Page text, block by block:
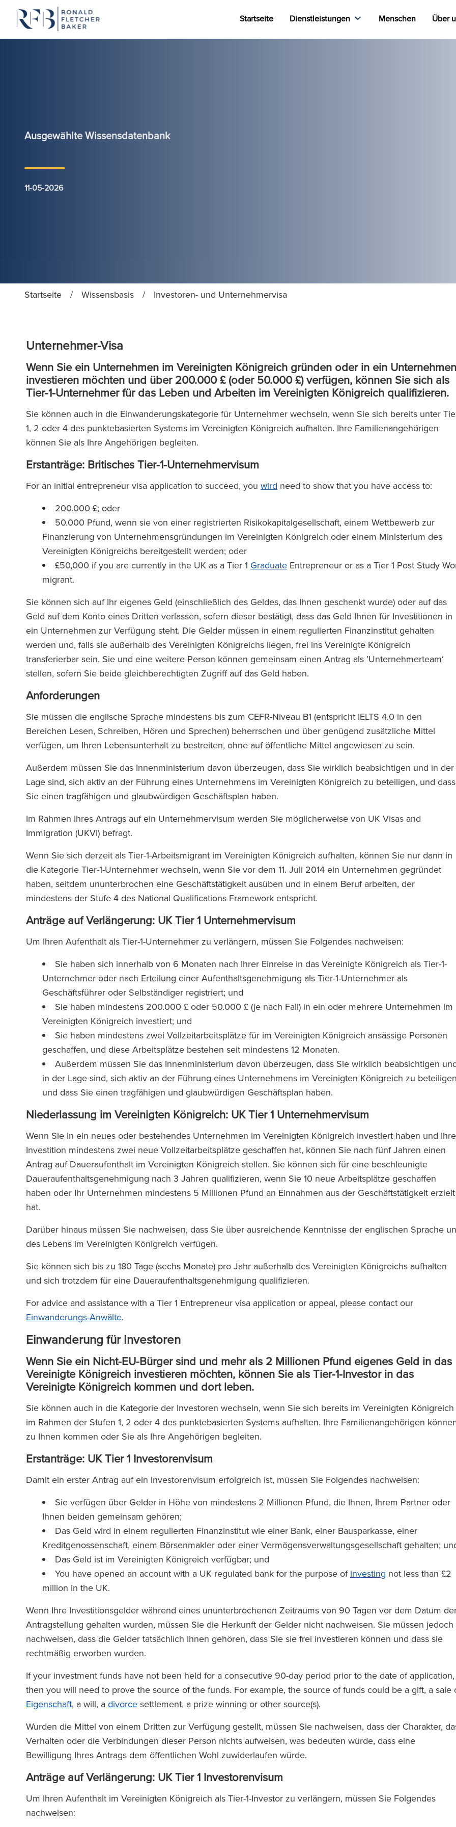
Startseite Dienstleistungen Menschen Über
Ausgewählte Wissensdatenbank
11-05-2026
Startseite / Wissensbasis / Investoren- und Unternehmervisa
Unternehmer-Visa
Wenn Sie ein Unternehmen im Vereinigten Königreich gründen oder in ein Unternehmen
investieren möchten und über 200.000 £ (oder 50.000 £) verfügen, können Sie sich als
Tier-1-Unternehmer für das Leben und Arbeiten im Vereinigten Königreich qualifizieren.
Sie können auch in die Einwanderungskategorie für Unternehmer wechseln, wenn Sie sich bereits unter
1, 2 oder 4 des punktebasierten Systems im Vereinigten Königreich aufhalten. Ihre Familienangehörigen
können Sie als Ihre Angehörigen begleiten.
Erstanträge: Britisches Tier-1-Unternehmervisum
For an initial entrepreneur visa application to succeed, you wird need to show that you have access to:
200.000 £; oder
50.000 Pfund, wenn sie von einer registrierten Risikokapitalgesellschaft, einem Wettbewerb zur
Finanzierung von Unternehmensgründungen im Vereinigten Königreich oder einem Ministerium des
Vereinigten Königreichs bereitgestellt werden; oder
£50,000 if you are currently in the UK as a Tier 1 Graduate Entrepreneur or as a Tier 1 Post Study
migrant.
Sie können sich auf Ihr eigenes Geld (einschließlich des Geldes, das Ihnen geschenkt wurde) oder auf das
Geld auf dem Konto eines Dritten verlassen, sofern dieser bestätigt, dass das Geld Ihnen für Investitionen in
ein Unternehmen zur Verfügung steht. Die Gelder müssen in einem regulierten Finanzinstitut gehalten
werden und, falls sie außerhalb des Vereinigten Königreichs liegen, frei ins Vereinigte Königreich
transferierbar sein. Sie und eine weitere Person können gemeinsam einen Antrag als ’Unternehmerteam‘
stellen, sofern Sie beide gleichberechtigten Zugriff auf das Geld haben.
Anforderungen
Sie müssen die englische Sprache mindestens bis zum CEFR-Niveau B1 (entspricht IELTS 4.0 in den
Bereichen Lesen, Schreiben, Hören und Sprechen) beherrschen und über genügend zusätzliche Mittel
verfügen, um Ihren Lebensunterhalt zu bestreiten, ohne auf öffentliche Mittel angewiesen zu sein.
Außerdem müssen Sie das Innenministerium davon überzeugen, dass Sie wirklich beabsichtigen und in der
Lage sind, sich aktiv an der Führung eines Unternehmens im Vereinigten Königreich zu beteiligen, und dass
Sie einen tragfähigen und glaubwürdigen Geschäftsplan haben.
Im Rahmen Ihres Antrags auf ein Unternehmervisum werden Sie möglicherweise von UK Visas and
Immigration (UKVI) befragt.
Wenn Sie sich derzeit als Tier-1-Arbeitsmigrant im Vereinigten Königreich aufhalten, können Sie nur dann in
die Kategorie Tier-1-Unternehmer wechseln, wenn Sie vor dem 11. Juli 2014 ein Unternehmen gegründet
haben, seitdem ununterbrochen eine Geschäftstätigkeit ausüben und in einem Beruf arbeiten, der
mindestens der Stufe 4 des National Qualifications Framework entspricht.
Anträge auf Verlängerung: UK Tier 1 Unternehmervisum
Um Ihren Aufenthalt als Tier-1-Unternehmer zu verlängern, müssen Sie Folgendes nachweisen:
Sie haben sich innerhalb von 6 Monaten nach Ihrer Einreise in das Vereinigte Königreich als Tier-1-
Unternehmer oder nach Erteilung einer Aufenthaltsgenehmigung als Tier-1-Unternehmer als
Geschäftsführer oder Selbständiger registriert; und
Sie haben mindestens 200.000 £ oder 50.000 £ (je nach Fall) in ein oder mehrere Unternehmen im
Vereinigten Königreich investiert; und
Sie haben mindestens zwei Vollzeitarbeitsplätze für im Vereinigten Königreich ansässige Personen
geschaffen, und diese Arbeitsplätze bestehen seit mindestens 12 Monaten.
Außerdem müssen Sie das Innenministerium davon überzeugen, dass Sie wirklich beabsichtigen
in der Lage sind, sich aktiv an der Führung eines Unternehmens im Vereinigten Königreich zu
und dass Sie einen tragfähigen und glaubwürdigen Geschäftsplan haben.
Niederlassung im Vereinigten Königreich: UK Tier 1 Unternehmervisum
Wenn Sie in ein neues oder bestehendes Unternehmen im Vereinigten Königreich investiert haben und Ihre
Investition mindestens zwei neue Vollzeitarbeitsplätze geschaffen hat, können Sie nach fünf Jahren einen
Antrag auf Daueraufenthalt im Vereinigten Königreich stellen. Sie können sich für eine beschleunigte
Daueraufenthaltsgenehmigung nach 3 Jahren qualifizieren, wenn Sie 10 neue Arbeitsplätze geschaffen
haben oder Ihr Unternehmen mindestens 5 Millionen Pfund an Einnahmen aus der Geschäftstätigkeit erzielt
hat.
Darüber hinaus müssen Sie nachweisen, dass Sie über ausreichende Kenntnisse der englischen Sprache
des Lebens im Vereinigten Königreich verfügen.
Sie können sich bis zu 180 Tage (sechs Monate) pro Jahr außerhalb des Vereinigten Königreichs aufhalten
und sich trotzdem für eine Daueraufenthaltsgenehmigung qualifizieren.
For advice and assistance with a Tier 1 Entrepreneur visa application or appeal, please contact our
Einwanderungs-Anwälte.
Einwanderung für Investoren
Wenn Sie ein Nicht-EU-Bürger sind und mehr als 2 Millionen Pfund eigenes Geld in das
Vereinigte Königreich investieren möchten, können Sie als Tier-1-Investor in das
Vereinigte Königreich kommen und dort leben.
Sie können auch in die Kategorie der Investoren wechseln, wenn Sie sich bereits im Vereinigten Königreich
im Rahmen der Stufen 1, 2 oder 4 des punktebasierten Systems aufhalten. Ihre Familienangehörigen
zu Ihnen kommen oder Sie als Ihre Angehörigen begleiten.
Erstanträge: UK Tier 1 Investorenvisum
Damit ein erster Antrag auf ein Investorenvisum erfolgreich ist, müssen Sie Folgendes nachweisen:
Sie verfügen über Gelder in Höhe von mindestens 2 Millionen Pfund, die Ihnen, Ihrem Partner oder
Ihnen beiden gemeinsam gehören;
Das Geld wird in einem regulierten Finanzinstitut wie einer Bank, einer Bausparkasse, einer
Kreditgenossenschaft, einem Börsenmakler oder einer Vermögensverwaltungsgesellschaft gehalten;
Das Geld ist im Vereinigten Königreich verfügbar; und
You have opened an account with a UK regulated bank for the purpose of investing not less than £2
million in the UK.
Wenn Ihre Investitionsgelder während eines ununterbrochenen Zeitraums von 90 Tagen vor dem Datum
Antragstellung gehalten wurden, müssen Sie die Herkunft der Gelder nicht nachweisen. Sie müssen jedoch
nachweisen, dass die Gelder tatsächlich Ihnen gehören, dass Sie sie frei investieren können und dass sie
rechtmäßig erworben wurden.
If your investment funds have not been held for a consecutive 90-day period prior to the date of application,
then you will need to prove the source of the funds. For example, the source of funds could be a gift, a sale
Eigenschaft, a will, a divorce settlement, a prize winning or other source(s).
Wurden die Mittel von einem Dritten zur Verfügung gestellt, müssen Sie nachweisen, dass der Charakter,
Verhalten oder die Verbindungen dieser Person nichts aufweisen, was bedeuten würde, dass eine
Bewilligung Ihres Antrags dem öffentlichen Wohl zuwiderlaufen würde.
Anträge auf Verlängerung: UK Tier 1 Investorenvisum
Um Ihren Aufenthalt im Vereinigten Königreich als Tier-1-Investor zu verlängern, müssen Sie Folgendes
nachweisen:
Team von Ronald Fletcher
Baker ist unglaublich
und äußerst
Ich stand schon
vor Herausforderungen
war jedes Mal
unschätzbarem Wert.’
The Legal 500
‘Die Kanzlei hat
außergewöhnliche Anwälte auf
allen Ebenen. Wenn Sie einen
Anwalt bei RFB beauftragen,
spüren Sie die volle Kraft des
The Legal 500
‘RFB bietet einen Magic
Service, ohne Magic Circle-
zu verlangen.’
The Legal 500